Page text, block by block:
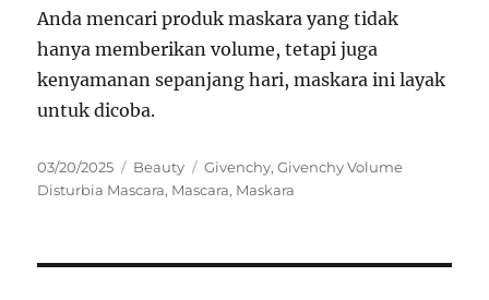
Anda mencari produk maskara yang tidak
hanya memberikan volume, tetapi juga
kenyamanan sepanjang hari, maskara ini layak
untuk dicoba.
Posted
on
03/20/2025 Categories
Beauty Tags
Givenchy,Givenchy Volume
Disturbia Mascara, Mascara, Maskara